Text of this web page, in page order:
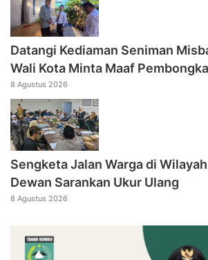
Datangi Kediaman Seniman
Wali Kota Minta Maaf
8 Agustus 2026
Sengketa Jalan Warga di
Dewan Sarankan Ukur Ulang
8 Agustus 2026